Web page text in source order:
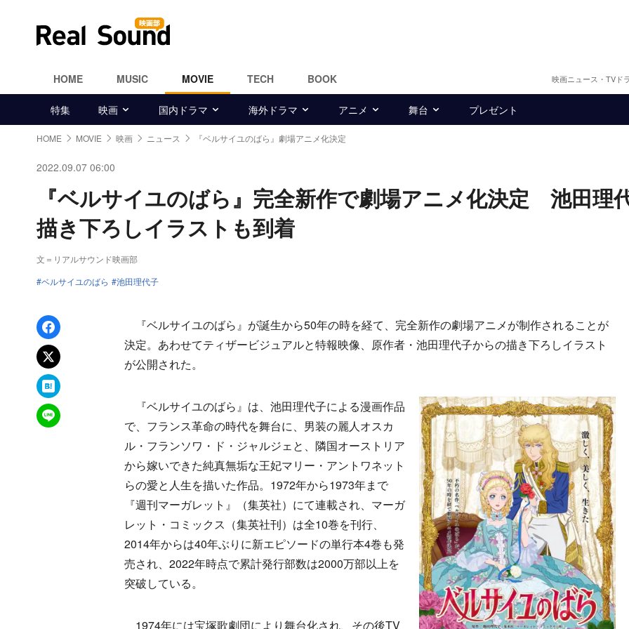
HOME MUSIC MOVIE TECH BOOK 映画ニュース・TVド
特集 映画 国内ドラマ 海外ドラマ アニメ 舞台 プレゼント
HOME MOVIE 映画 ニュース 『ベルサイユのばら』劇場アニメ化決定
2022.09.07 06:00
『ベルサイユのばら』完全新作で劇場アニメ化決定 池田理
描き下ろしイラストも到着
文＝リアルサウンド映画部
ベルサイユのばら
池田理代子
Facebookでシェア
xでポスト
はてなブックマーク
LINEで送る
『ベルサイユのばら』が誕生から50年の時を経て、完全新作の劇場アニメが制作されることが
決定。あわせてティザービジュアルと特報映像、原作者・池田理代子からの描き下ろしイラスト
が公開された。
『ベルサイユのばら』は、池田理代子による漫画作品
で、フランス革命の時代を舞台に、男装の麗人オスカ
ル・フランソワ・ド・ジャルジェと、隣国オーストリア
から嫁いできた純真無垢な王妃マリー・アントワネット
らの愛と人生を描いた作品。1972年から1973年まで
『週刊マーガレット』（集英社）にて連載され、マーガ
レット・コミックス（集英社刊）は全10巻を刊行、
2014年からは40年ぶりに新エピソードの単行本4巻も発
売され、2022年時点で累計発行部数は2000万部以上を
突破している。
1974年には宝塚歌劇団により舞台化され、その後TV